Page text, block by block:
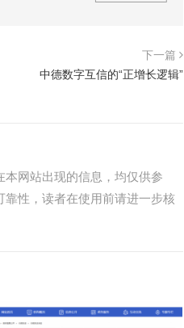
下一篇
中德数字互信的“正增长逻辑”
本网站出现的信息，均仅供参
性，读者在使用前请进一步核